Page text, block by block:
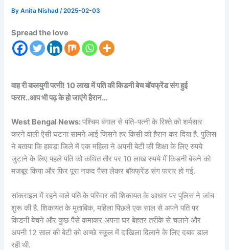
ByAnita Nishad/2025-02-03
Spread the love
वाह री कलयुगी पत्नी! 10 लाख में पति की किडनी बेच बॉयफ्रेंड संग हुई
फरार..आप भी पढ़ के हो जाएंगे हैरान…
West Bengal News:पश्चिम बंगाल से पति-पत्नी के रिश्ते को शर्मसार
करने वाली ऐसी घटना सामने आई जिसने हर किसी को हैरान कर दिया है. पुलिस
ने बताया कि हावड़ा जिले में एक महिला ने अपनी बेटी की शिक्षा के लिए रुपये
जुटाने के लिए पहले पति को कथित तौर पर 10 लाख रुपये में किडनी बेचने को
मजबूर किया और फिर पूरा नकद पैसा लेकर बॉयफ्रेंड संग फरार हो गई.
सांकराइल में रहने वाले पति के परिवार की शिकायत के आधार पर पुलिस ने जांच
शुरू की है. शिकायत के मुताबिक, महिला पिछले एक साल से अपने पति पर
किडनी बेचने और कुछ पैसे कमाकर अपना घर बेहतर तरीके से चलाने और
अपनी 12 साल की बेटी को अच्छे स्कूल में दाखिला दिलाने के लिए दबाव डाल
रही थी.